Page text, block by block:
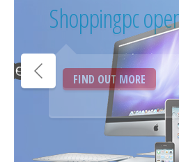
RX 550
VGA AFOX
550 - 4GB DDR5
FIND OUT MORE